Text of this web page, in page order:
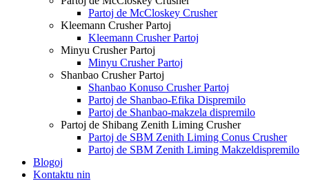
Partoj de McCloskey Crusher
Kleemann Crusher Partoj
Kleemann Crusher Partoj
Minyu Crusher Partoj
Minyu Crusher Partoj
Shanbao Crusher Partoj
Shanbao Konuso Crusher Partoj
Partoj de Shanbao-Efika Dispremilo
Partoj de Shanbao-makzela dispremilo
Partoj de Shibang Zenith Liming Crusher
Partoj de SBM Zenith Liming Conus Crusher
Partoj de SBM Zenith Liming Makzeldispremilo
Blogoj
Kontaktu nin